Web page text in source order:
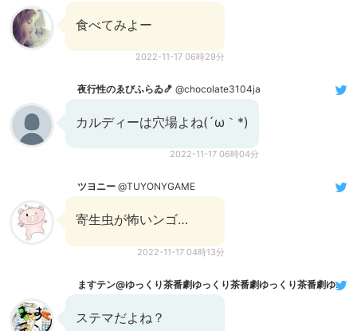
食べてみよー
2022-11-17 06時29分
夜行性のゑびふらゐ🍤 @chocolate3104ja
カルディーは穴場よね(´ω｀*)
2022-11-17 06時04分
ツヨニー @TUYONYGAME
寄生虫が怖いンゴ…
2022-11-17 04時13分
ますテン@ゆっくり茶番劇ゆっくり茶番劇ゆっくり茶番劇ゆっくり茶番劇ゆっくり茶番劇ゆっくり茶番劇
ステマだよね？